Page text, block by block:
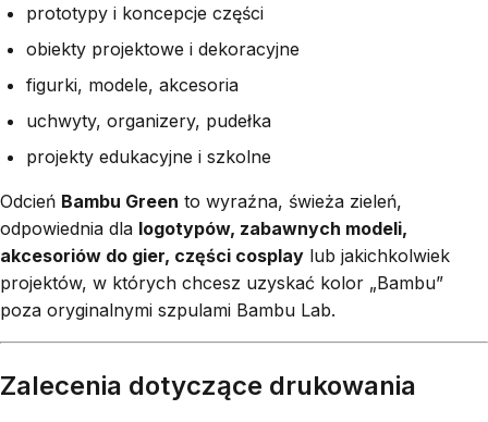
prototypy i koncepcje części
obiekty projektowe i dekoracyjne
figurki, modele, akcesoria
uchwyty, organizery, pudełka
projekty edukacyjne i szkolne
Odcień Bambu Green to wyraźna, świeża zieleń,
odpowiednia dla logotypów, zabawnych modeli,
akcesoriów do gier, części cosplay lub jakichkolwiek
projektów, w których chcesz uzyskać kolor „Bambu”
poza oryginalnymi szpulami Bambu Lab.
Zalecenia dotyczące drukowania